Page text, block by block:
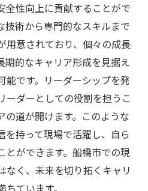
全性向上に貢献することがで
技術から専門的なスキルまで
用意されており、個々の成長
期的なキャリア形成を見据え
能です。リーダーシップを発
ーダーとしての役割を担うこ
の道が開けます。このような
を持って現場で活躍し、自ら
とができます。船橋市での現
なく、未来を切り拓くキャリ
ています。